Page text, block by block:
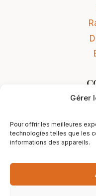
Gérer
Pour offrir les meilleures
technologies telles que les
informations des appareils.